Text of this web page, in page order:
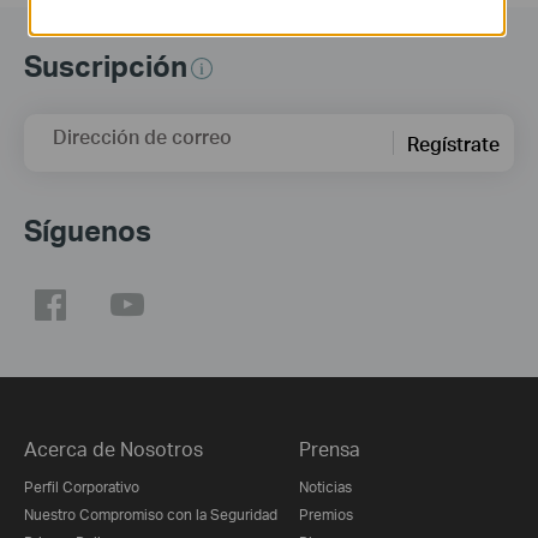
Suscripción
Dirección de correo Regístrate
Síguenos
Acerca de Nosotros
Perfil Corporativo
Nuestro Compromiso con la Seguridad
Prensa
Noticias
Premios